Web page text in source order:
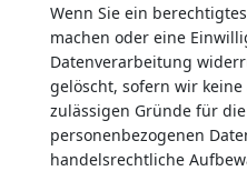
Wenn Sie ein
machen oder eine
Datenverarbeitung
gelöscht, sofern wir
zulässigen Gründe für
personenbezogenen
handelsrechtliche